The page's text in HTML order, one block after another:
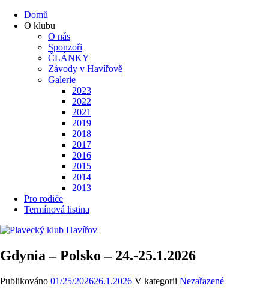
Domů
O klubu
O nás
Sponzoři
ČLÁNKY
Závody v Havířově
Galerie
2023
2022
2021
2019
2018
2017
2016
2015
2014
2013
Pro rodiče
Termínová listina
Gdynia – Polsko – 24.-25.1.2026
Publikováno 01/25/202626.1.2026 V kategorii Nezařazené